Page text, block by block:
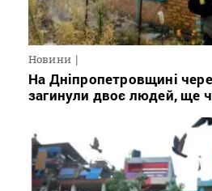
Новини
На Дніпропетровщині
загинули двоє людей, ще